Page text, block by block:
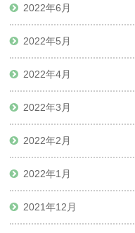
2022年6月
2022年5月
2022年4月
2022年3月
2022年2月
2022年1月
2021年12月